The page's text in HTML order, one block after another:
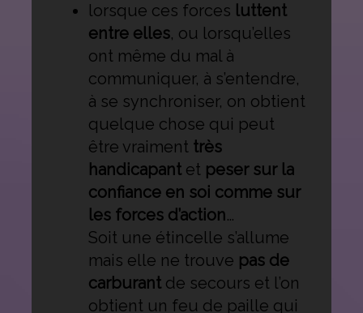
lorsque ces forces luttent
entre elles, ou lorsqu’elles
ont même du mal à
communiquer, à s’entendre,
à se synchroniser, on obtient
quelque chose qui peut
être vraiment très
handicapantet peser sur la
confiance en soi comme sur
les forces d’action…
Soit une étincelle s’allume
mais elle ne trouve pas de
carburantde secours et l’on
obtient un feu de paille qui